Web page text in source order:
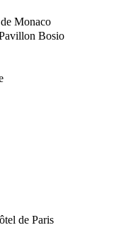
Monaco
Bosio
de Paris